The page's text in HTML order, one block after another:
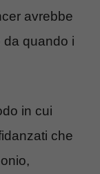
avrebbe
da quando i
in cui
che